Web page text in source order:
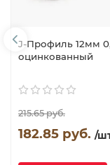
J-Профиль 12мм
оцинкованный
215.65 руб.
182.85 руб. /